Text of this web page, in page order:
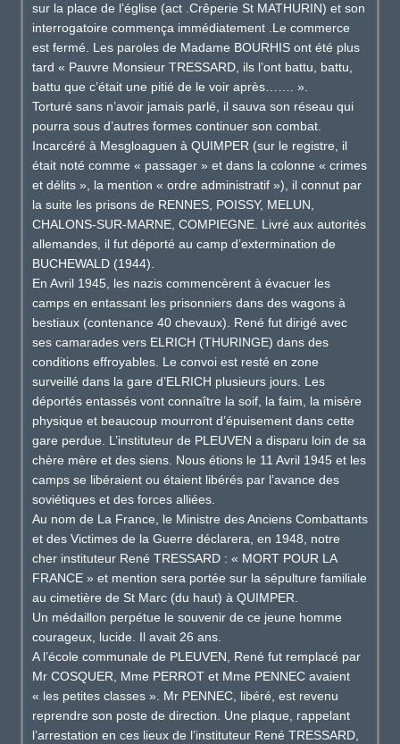
sur la place de l’église (act .Crêperie St MATHURIN) et son
interrogatoire commença immédiatement .Le commerce
est fermé. Les paroles de Madame BOURHIS ont été plus
tard « Pauvre Monsieur TRESSARD, ils l’ont battu, battu,
battu que c’était une pitié de le voir après……. ».
Torturé sans n’avoir jamais parlé, il sauva son réseau qui
pourra sous d’autres formes continuer son combat.
Incarcéré à Mesgloaguen à QUIMPER (sur le registre, il
était noté comme « passager » et dans la colonne « crimes
et délits », la mention « ordre administratif »), il connut par
la suite les prisons de RENNES, POISSY, MELUN,
CHALONS-SUR-MARNE, COMPIEGNE. Livré aux autorités
allemandes, il fut déporté au camp d’extermination de
BUCHEWALD (1944).
En Avril 1945, les nazis commencèrent à évacuer les
camps en entassant les prisonniers dans des wagons à
bestiaux (contenance 40 chevaux). René fut dirigé avec
ses camarades vers ELRICH (THURINGE) dans des
conditions effroyables. Le convoi est resté en zone
surveillé dans la gare d’ELRICH plusieurs jours. Les
déportés entassés vont connaître la soif, la faim, la misère
physique et beaucoup mourront d’épuisement dans cette
gare perdue. L’instituteur de PLEUVEN a disparu loin de sa
chère mère et des siens. Nous étions le 11 Avril 1945 et les
camps se libéraient ou étaient libérés par l’avance des
soviétiques et des forces alliées.
Au nom de La France, le Ministre des Anciens Combattants
et des Victimes de la Guerre déclarera, en 1948, notre
cher instituteur René TRESSARD : « MORT POUR LA
FRANCE » et mention sera portée sur la sépulture familiale
au cimetière de St Marc (du haut) à QUIMPER.
Un médaillon perpétue le souvenir de ce jeune homme
courageux, lucide. Il avait 26 ans.
A l’école communale de PLEUVEN, René fut remplacé par
Mr COSQUER, Mme PERROT et Mme PENNEC avaient
« les petites classes ». Mr PENNEC, libéré, est revenu
reprendre son poste de direction. Une plaque, rappelant
l’arrestation en ces lieux de l’instituteur René TRESSARD,